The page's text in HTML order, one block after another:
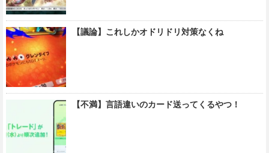
【議論】これしかオドリドリ対策なくね
【不満】言語違いのカード送ってくるやつ！